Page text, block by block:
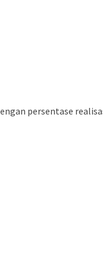
persentase